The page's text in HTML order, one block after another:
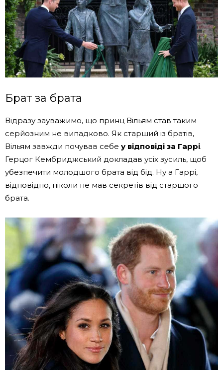
Брат за брата
Відразу зауважимо, що принц Вільям став таким
серйозним не випадково. Як старший із братів,
Вільям завжди почував себе у відповіді за Гаррі.
Герцог Кембриджський докладав усіх зусиль, щоб
убезпечити молодшого брата від бід. Ну а Гаррі,
відповідно, ніколи не мав секретів від старшого
брата.